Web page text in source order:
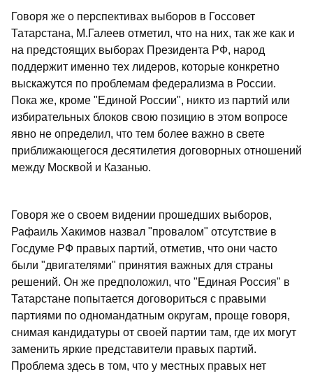
Говоря же о перспективах выборов в Госсовет
Татарстана, М.Галеев отметил, что на них, так же как и
на предстоящих выборах Президента РФ, народ
поддержит именно тех лидеров, которые конкретно
выскажутся по проблемам федерализма в России.
Пока же, кроме "Единой России", никто из партий или
избирательных блоков свою позицию в этом вопросе
явно не определил, что тем более важно в свете
приближающегося десятилетия договорных отношений
между Москвой и Казанью.
Говоря же о своем видении прошедших выборов,
Рафаиль Хакимов назвал "провалом" отсутствие в
Госдуме РФ правых партий, отметив, что они часто
были "двигателями" принятия важных для страны
решений. Он же предположил, что "Единая Россия" в
Татарстане попытается договориться с правыми
партиями по одномандатным округам, проще говоря,
снимая кандидатуры от своей партии там, где их могут
заменить яркие представители правых партий.
Проблема здесь в том, что у местных правых нет